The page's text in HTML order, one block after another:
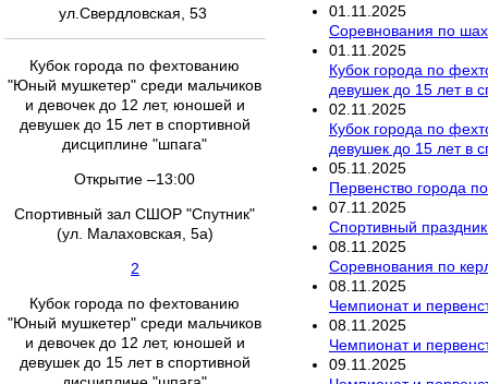
ул.Свердловская, 53
Кубок города по фехтованию
"Юный мушкетер" среди мальчиков
и девочек до 12 лет, юношей и
девушек до 15 лет в спортивной
дисциплине "шпага"
Открытие –13:00
Спортивный зал СШОР "Спутник"
(ул. Малаховская, 5а)
2
Кубок города по фехтованию
"Юный мушкетер" среди мальчиков
и девочек до 12 лет, юношей и
девушек до 15 лет в спортивной
01 11 2025
Соревнования по
01 11 2025
Кубок города по
девушек до 15 лет в
02 11 2025
Кубок города по
девушек до 15 лет в
05 11 2025
Первенство города
07 11 2025
Спортивный
08 11 2025
Соревнования по
08 11 2025
Чемпионат и
08 11 2025
Чемпионат и
09 11 2025